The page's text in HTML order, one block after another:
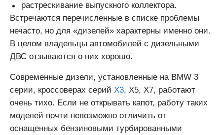
растрескивание выпускного коллектора.
Встречаются перечисленные в списке проблемы
нечасто, но для «дизелей» характерны именно они.
В целом владельцы автомобилей с дизельными
ДВС отзываются о них хорошо.
Современные дизели, установленные на BMW 3
серии, кроссоверах серий X3, X5, X7, работают
очень тихо. Если не открывать капот, работу таких
моделей почти невозможно отличить от
оснащенных бензиновыми турбированными